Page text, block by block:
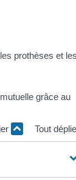
prothèses et
grâce au
Tout